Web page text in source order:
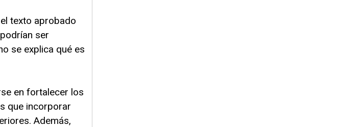
texto aprobado
ser
se explica qué es
en fortalecer los
que incorporar
Además,